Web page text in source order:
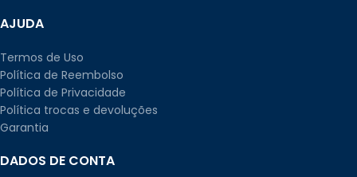
AJUDA
Termos de Uso
Política de Reembolso
Política de Privacidade
Política trocas e devoluções
Garantia
DADOS DE CONTA